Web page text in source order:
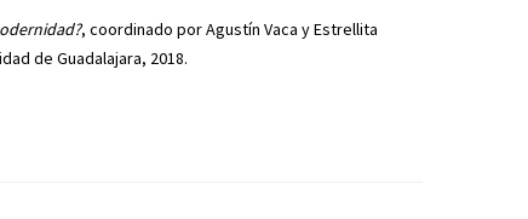
, coordinado por Agustín Vaca y Estrellita
de Guadalajara, 2018.